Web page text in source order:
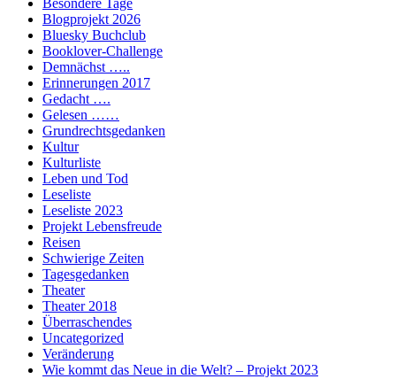
Besondere Tage
Blogprojekt 2026
Bluesky Buchclub
Booklover-Challenge
Demnächst …..
Erinnerungen 2017
Gedacht ….
Gelesen ……
Grundrechtsgedanken
Kultur
Kulturliste
Leben und Tod
Leseliste
Leseliste 2023
Projekt Lebensfreude
Reisen
Schwierige Zeiten
Tagesgedanken
Theater
Theater 2018
Überraschendes
Uncategorized
Veränderung
Wie kommt das Neue in die Welt? – Projekt 2023